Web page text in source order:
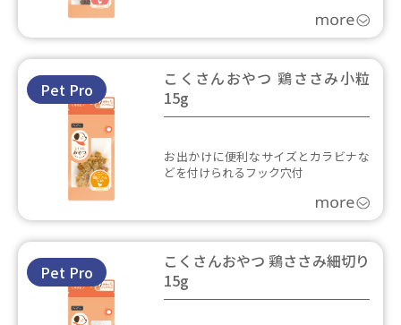
Pet Pro
こくさんおやつ 鶏ささみ小粒
15g
お出かけに便利なサイズとカラビナな
どを付けられるフック穴付
Pet Pro
こくさんおやつ 鶏ささみ細切り
15g